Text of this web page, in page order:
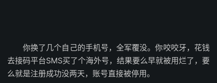
你换了几个自己的手机号，全军覆没。你咬咬牙，花钱
去接码平台SMS买了个海外号，结果要么早就被用烂了，要
么就是注册成功没两天，账号直接被停用。